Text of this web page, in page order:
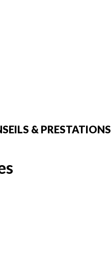
& PRESTATIONS